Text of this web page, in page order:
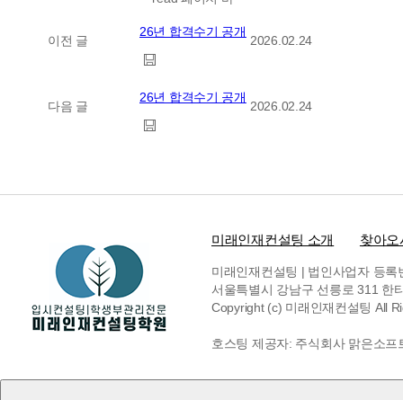
이전 글
26년 합격수기 공개
2026.02.24
다음 글
26년 합격수기 공개
2026.02.24
미래인재컨설팅 소개 찾아
미래인재컨설팅 | 법인사업자 등
서울특별시 강남구 선릉로 311 한
Copyright (c) 미래인재컨설팅 All
호스팅 제공자: 주식회사 맑은소